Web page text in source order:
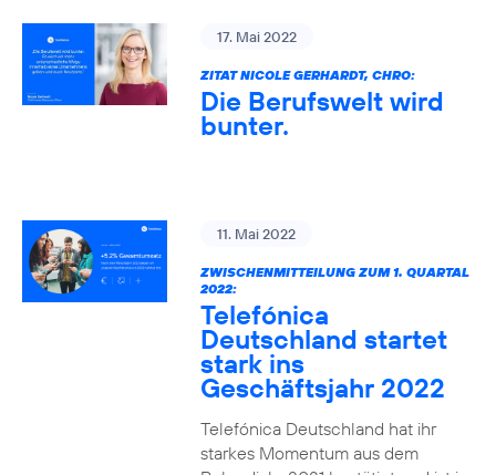
17. Mai 2022
ZITAT NICOLE GERHARDT, CHRO:
Die Berufswelt wird
bunter.
11. Mai 2022
ZWISCHENMITTEILUNG ZUM 1. QUARTAL
2022:
Telefónica
Deutschland startet
stark ins
Geschäftsjahr 2022
Telefónica Deutschland hat ihr
starkes Momentum aus dem